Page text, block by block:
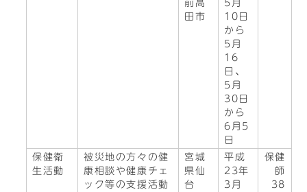
前高
田市
5月
10日
から
5月
16
日、
5月
30日
から
6月5
日
保健衛
生活動
被災地の方々の健
康相談や健康チェ
ック等の支援活動
宮城
県仙
台
平成
23年
3月
保健
師
38